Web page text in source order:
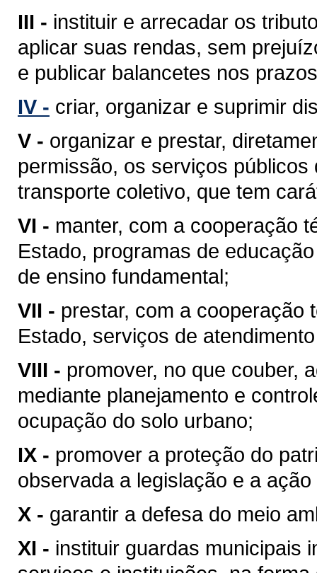
III - instituir e arrecadar os
aplicar suas rendas, sem
e publicar balancetes nos
IV - criar, organizar e suprimir
V - organizar e prestar,
permissão, os serviços
transporte coletivo, que tem
VI - manter, com a cooperação
Estado, programas de
de ensino fundamental;
VII - prestar, com a cooperação
Estado, serviços de
VIII - promover, no que couber,
mediante planejamento e
ocupação do solo urbano;
IX - promover a proteção do
observada a legislação e a
X - garantir a defesa do meio
XI - instituir guardas municipais